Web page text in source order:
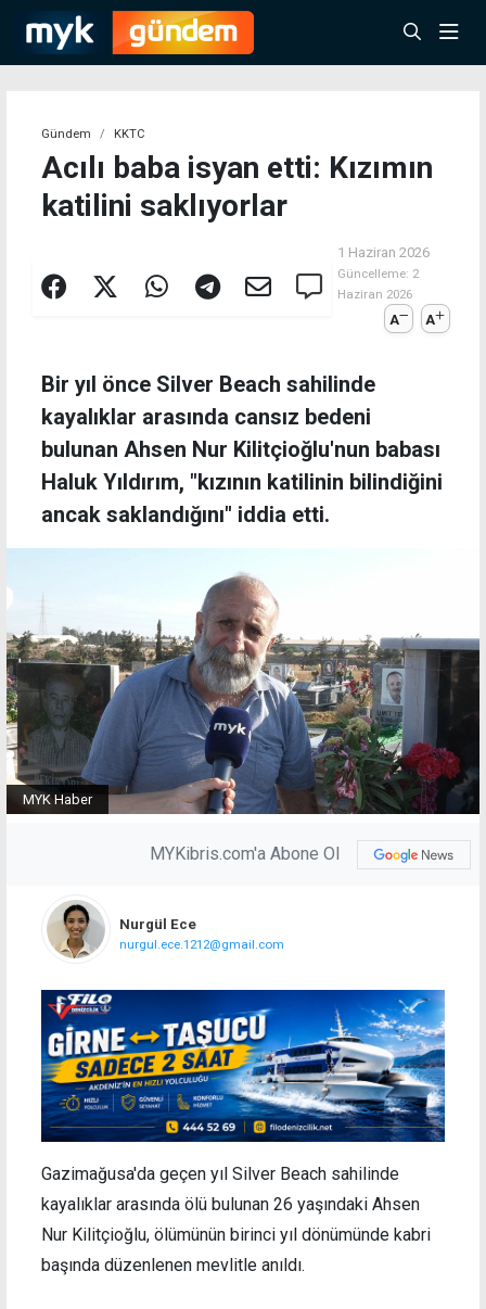
Gündem KKTC
Acılı baba isyan etti: Kızımın
katilini saklıyorlar
1 Haziran 2026
Güncelleme: 2
Haziran 2026
A A
Bir yıl önce Silver Beach sahilinde
kayalıklar arasında cansız bedeni
bulunan Ahsen Nur Kilitçioğlu'nun babası
Haluk Yıldırım, "kızının katilinin bilindiğini
ancak saklandığını" iddia etti.
MYK Haber
MYKibris.com'a Abone Ol
Nurgül Ece
nurgul.ece.1212@gmail.com
Gazimağusa'da geçen yıl Silver Beach sahilinde
kayalıklar arasında ölü bulunan 26 yaşındaki Ahsen
Nur Kilitçioğlu, ölümünün birinci yıl dönümünde kabri
başında düzenlenen mevlitle anıldı.